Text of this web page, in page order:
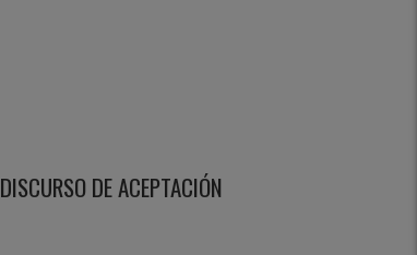
DISCURSO DE ACEPTACIÓN